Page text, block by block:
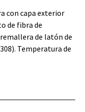
con capa exterior
de fibra de
de latón de
Temperatura de